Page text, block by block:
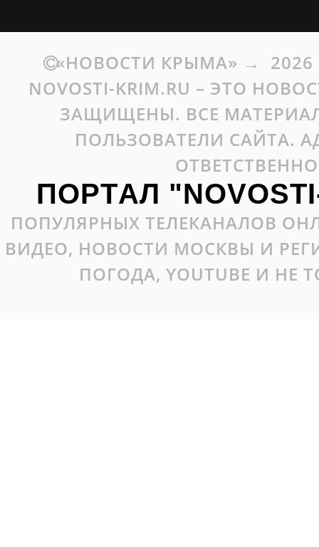
«НОВОСТИ КРЫМА» → 2026
NOVOSTI-KRIM.RU – ЭТО
ЗАЩИЩЕНЫ. ВСЕ
ПОЛЬЗОВАТЕЛИ САЙТА.
ПОРТАЛ
ПОПУЛЯРНЫХ ТЕЛЕКАНАЛОВ
ВИДЕО, НОВОСТИ МОСКВЫ И
ПОГОДА, YOUTUBE И